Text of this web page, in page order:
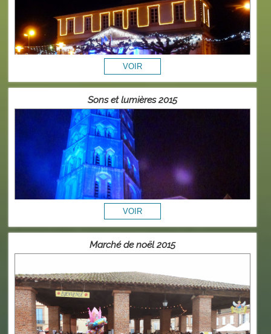
Sons et lumières 2015
Marché de noël 2015